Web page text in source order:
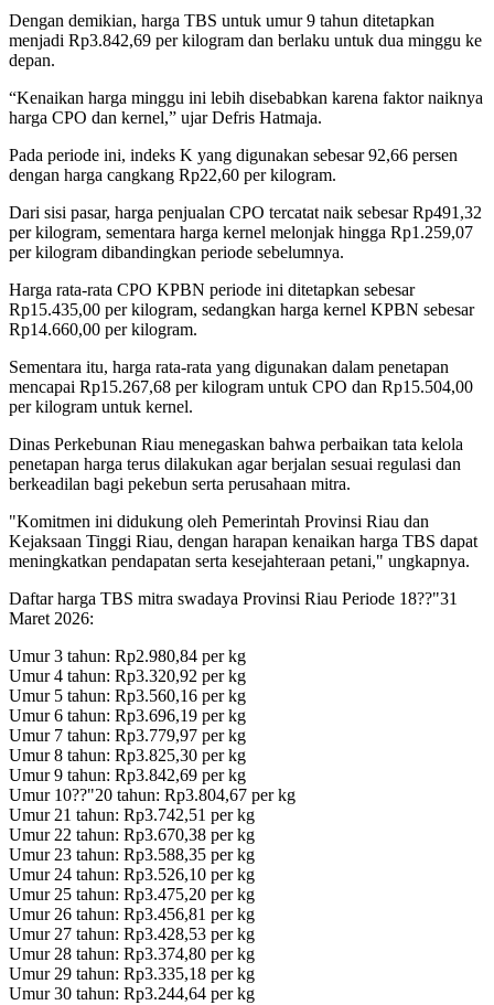
Dengan demikian, harga TBS untuk umur 9 tahun ditetapkan
menjadi Rp3.842,69 per kilogram dan berlaku untuk dua minggu ke
depan.
“Kenaikan harga minggu ini lebih disebabkan karena faktor naiknya
harga CPO dan kernel,” ujar Defris Hatmaja.
Pada periode ini, indeks K yang digunakan sebesar 92,66 persen
dengan harga cangkang Rp22,60 per kilogram.
Dari sisi pasar, harga penjualan CPO tercatat naik sebesar Rp491,32
per kilogram, sementara harga kernel melonjak hingga Rp1.259,07
per kilogram dibandingkan periode sebelumnya.
Harga rata-rata CPO KPBN periode ini ditetapkan sebesar
Rp15.435,00 per kilogram, sedangkan harga kernel KPBN sebesar
Rp14.660,00 per kilogram.
Sementara itu, harga rata-rata yang digunakan dalam penetapan
mencapai Rp15.267,68 per kilogram untuk CPO dan Rp15.504,00
per kilogram untuk kernel.
Dinas Perkebunan Riau menegaskan bahwa perbaikan tata kelola
penetapan harga terus dilakukan agar berjalan sesuai regulasi dan
berkeadilan bagi pekebun serta perusahaan mitra.
"Komitmen ini didukung oleh Pemerintah Provinsi Riau dan
Kejaksaan Tinggi Riau, dengan harapan kenaikan harga TBS dapat
meningkatkan pendapatan serta kesejahteraan petani," ungkapnya.
Daftar harga TBS mitra swadaya Provinsi Riau Periode 18??"31
Maret 2026:
Umur 3 tahun: Rp2.980,84 per kg
Umur 4 tahun: Rp3.320,92 per kg
Umur 5 tahun: Rp3.560,16 per kg
Umur 6 tahun: Rp3.696,19 per kg
Umur 7 tahun: Rp3.779,97 per kg
Umur 8 tahun: Rp3.825,30 per kg
Umur 9 tahun: Rp3.842,69 per kg
Umur 10??"20 tahun: Rp3.804,67 per kg
Umur 21 tahun: Rp3.742,51 per kg
Umur 22 tahun: Rp3.670,38 per kg
Umur 23 tahun: Rp3.588,35 per kg
Umur 24 tahun: Rp3.526,10 per kg
Umur 25 tahun: Rp3.475,20 per kg
Umur 26 tahun: Rp3.456,81 per kg
Umur 27 tahun: Rp3.428,53 per kg
Umur 28 tahun: Rp3.374,80 per kg
Umur 29 tahun: Rp3.335,18 per kg
Umur 30 tahun: Rp3.244,64 per kg